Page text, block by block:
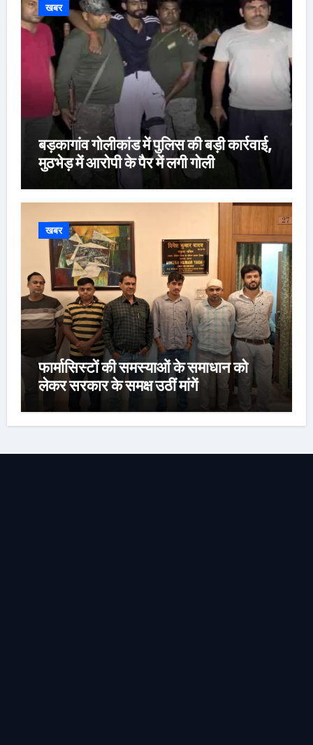
खबर
बड़कागांव गोलीकांड में पुलिस की बड़ी कार्रवाई,
मुठभेड़ में आरोपी के पैर में लगी गोली
खबर
फार्मासिस्टों की समस्याओं के समाधान को
लेकर सरकार के समक्ष उठीं मांगें